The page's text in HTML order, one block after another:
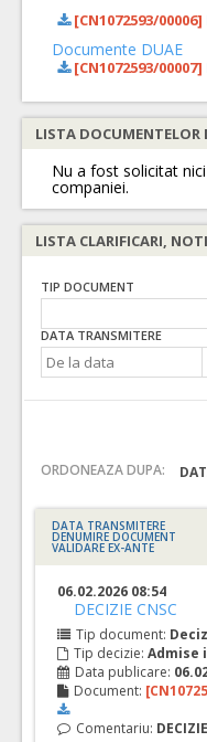
[CN1072593/00006]
Documente DUAE
[CN1072593/00007]
Nu a fost solicitat
companiei.
LISTA CLARIFICARI,
TIP DOCUMENT
DATA TRANSMITERE
ORDONEAZA DUPA:
DATA TRANSMITERE
DENUMIRE DOCUMENT
VALIDARE EX-ANTE
06.02.2026 08:54
DECIZIE CNSC
Tip document:
Tip decizie: Admise
Data publicare:
Document:
Comentariu: